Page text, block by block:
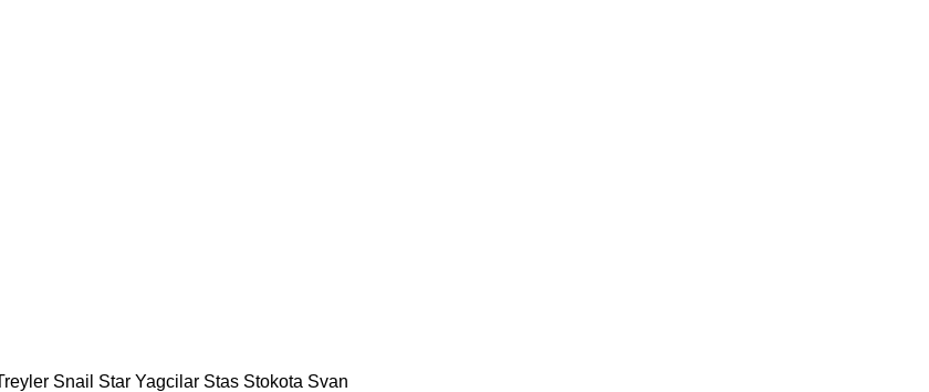
Snail Star Yagcilar Stas Stokota Svan